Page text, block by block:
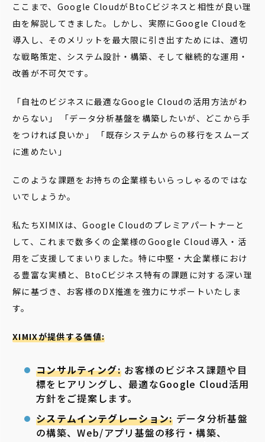
ここまで、Google CloudがBtoCビジネスと相性が良い理
由を解説してきました。しかし、実際にGoogle Cloudを
導入し、そのメリットを最大限に引き出すためには、適切
な戦略策定、システム設計・構築、そして継続的な運用・
改善が不可欠です。
「自社のビジネスに最適なGoogle Cloudの活用方法がわ
からない」 「データ分析基盤を構築したいが、どこから手
をつければ良いか」 「既存システムからの移行をスムーズ
に進めたい」
このような課題をお持ちの企業様もいらっしゃるのではな
いでしょうか。
私たちXIMIXは、Google Cloudのプレミアパートナーと
して、これまで数多くの企業様のGoogle Cloud導入・活
用をご支援してまいりました。特に中堅・大企業様におけ
る豊富な実績と、BtoCビジネス特有の課題に対する深い理
解に基づき、お客様のDX推進を強力にサポートいたしま
す。
XIMIXが提供する価値:
コンサルティング:お客様のビジネス課題や目
標をヒアリングし、最適なGoogle Cloud活用
方針をご提案します。
システムインテグレーション: データ分析基盤
の構築、Web/アプリ基盤の移行・構築、